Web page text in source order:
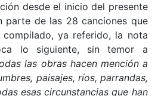
desde el inicio del presente
parte de las 28 canciones que
ya referido, la nota
lo siguiente, sin temor a
las obras hacen mención a
paisajes, ríos, parrandas,
esas circunstancias que han